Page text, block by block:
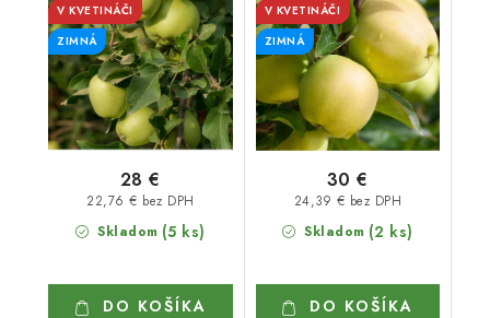
V KVETINÁČI
ZIMNÁ
Skladom (5 ks)
22,76 € bez DPH
28 €
DO KOŠÍKA
V KVETINÁČI
ZIMNÁ
Skladom (2 ks)
24,39 € bez DPH
30 €
DO KOŠÍKA